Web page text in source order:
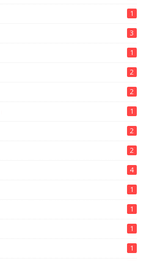
1
3
1
2
2
1
2
2
4
1
1
1
1